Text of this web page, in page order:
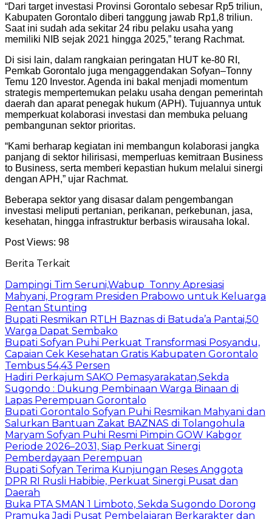
“Dari target investasi Provinsi Gorontalo sebesar Rp5 triliun,
Kabupaten Gorontalo diberi tanggung jawab Rp1,8 triliun.
Saat ini sudah ada sekitar 24 ribu pelaku usaha yang
memiliki NIB sejak 2021 hingga 2025,” terang Rachmat.
Di sisi lain, dalam rangkaian peringatan HUT ke-80 RI,
Pemkab Gorontalo juga mengaggendakan Sofyan–Tonny
Temu 120 Investor. Agenda ini bakal menjadi momentum
strategis mempertemukan pelaku usaha dengan pemerintah
daerah dan aparat penegak hukum (APH). Tujuannya untuk
memperkuat kolaborasi investasi dan membuka peluang
pembangunan sektor prioritas.
“Kami berharap kegiatan ini membangun kolaborasi jangka
panjang di sektor hilirisasi, memperluas kemitraan Business
to Business, serta memberi kepastian hukum melalui sinergi
dengan APH,” ujar Rachmat.
Beberapa sektor yang disasar dalam pengembangan
investasi meliputi pertanian, perikanan, perkebunan, jasa,
kesehatan, hingga infrastruktur berbasis wirausaha lokal.
Post Views: 98
Berita Terkait
Dampingi Tim Seruni,Wabup Tonny Apresiasi
Mahyani, Program Presiden Prabowo untuk Keluarga
Rentan Stunting
Bupati Resmikan RTLH Baznas di Batuda’a Pantai,50
Warga Dapat Sembako
Bupati Sofyan Puhi Perkuat Transformasi Posyandu,
Capaian Cek Kesehatan Gratis Kabupaten Gorontalo
Tembus 54,43 Persen
Hadiri Perkajum SAKO Pemasyarakatan,Sekda
Sugondo : Dukung Pembinaan Warga Binaan di
Lapas Perempuan Gorontalo
Bupati Gorontalo Sofyan Puhi Resmikan Mahyani dan
Salurkan Bantuan Zakat BAZNAS di Tolangohula
Maryam Sofyan Puhi Resmi Pimpin GOW Kabgor
Periode 2026–2031, Siap Perkuat Sinergi
Pemberdayaan Perempuan
Bupati Sofyan Terima Kunjungan Reses Anggota
DPR RI Rusli Habibie, Perkuat Sinergi Pusat dan
Daerah
Buka PTA SMAN 1 Limboto, Sekda Sugondo Dorong
Pramuka Jadi Pusat Pembelajaran Berkarakter dan